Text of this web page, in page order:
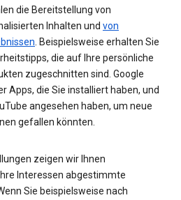
die Bereitstellung von
Inhalten und von
. Beispielsweise erhalten Sie
die auf Ihre persönliche
zugeschnitten sind. Google
Apps, die Sie installiert haben, und
angesehen haben, um neue
gefallen könnten.
zeigen wir Ihnen
Interessen abgestimmte
Wenn Sie beispielsweise nach